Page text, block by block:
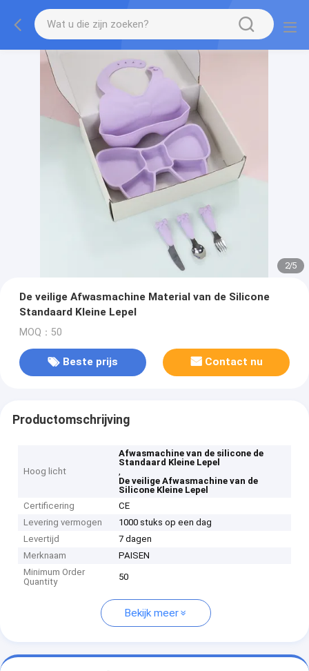
2/5
De veilige Afwasmachine Material van de Silicone
Standaard Kleine Lepel
MOQ：50
Beste prijs Contact nu
Productomschrijving
Hoog licht
Afwasmachine van de silicone de
Standaard Kleine Lepel
,
De veilige Afwasmachine van de
Silicone Kleine Lepel
Certificering
CE
Levering vermogen
1000 stuks op een dag
Levertijd
7 dagen
Merknaam
PAISEN
Minimum Order
Quantity
50
Bekijk meer